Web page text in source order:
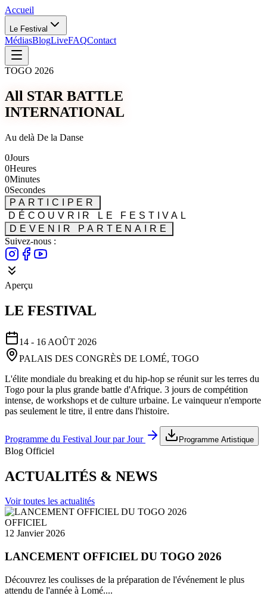
Accueil
Le Festival
MédiasBlogLiveFAQContact
TOGO 2026
All STAR BATTLE
INTERNATIONAL
Au delà De la Danse
0Jours
0Heures
0Minutes
0Secondes
PARTICIPER
DÉCOUVRIR LE FESTIVAL
DEVENIR PARTENAIRE
Suivez-nous :
Aperçu
LE FESTIVAL
14 - 16 AOÛT 2026
PALAIS DES CONGRÈS DE LOMÉ, TOGO
L'élite mondiale du breaking et du hip-hop se réunit sur les terres du
Togo pour la plus grande battle d'Afrique. 3 jours de compétition
intense, de workshops et de culture urbaine. Le vainqueur n'emporte
pas seulement le titre, il entre dans l'histoire.
Programme du Festival Jour par Jour Programme Artistique
Blog Officiel
ACTUALITÉS & NEWS
Voir toutes les actualités
OFFICIEL
12 Janvier 2026
LANCEMENT OFFICIEL DU TOGO 2026
Découvrez les coulisses de la préparation de l'événement le plus
attendu de l'année à Lomé....